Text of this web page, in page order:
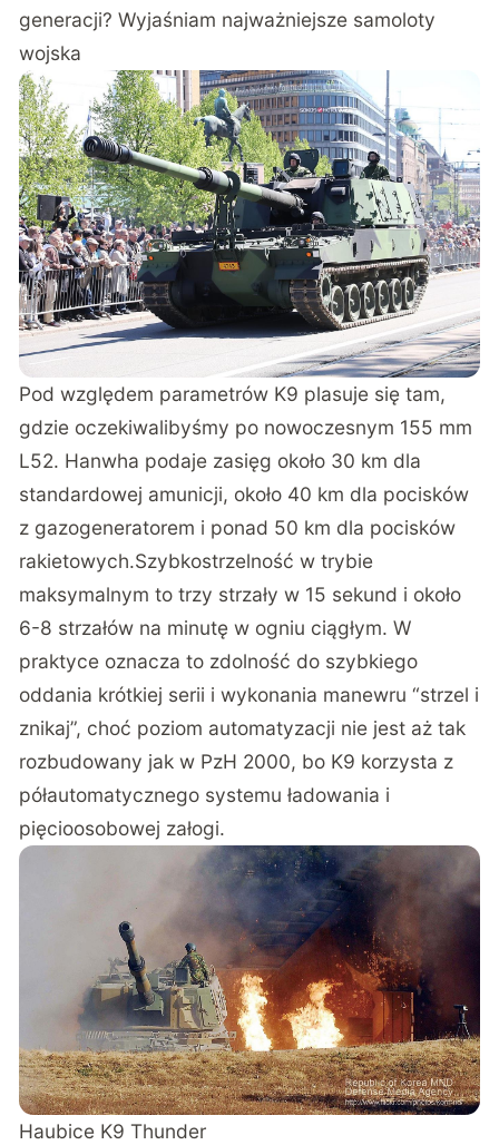
generacji? Wyjaśniam najważniejsze samoloty
wojska
Pod względem parametrów K9 plasuje się tam,
gdzie oczekiwalibyśmy po nowoczesnym 155 mm
L52. Hanwha podaje zasięg około 30 km dla
standardowej amunicji, około 40 km dla pocisków
z gazogeneratorem i ponad 50 km dla pocisków
rakietowych.Szybkostrzelność w trybie
maksymalnym to trzy strzały w 15 sekund i około
6-8 strzałów na minutę w ogniu ciągłym. W
praktyce oznacza to zdolność do szybkiego
oddania krótkiej serii i wykonania manewru “strzel i
znikaj”, choć poziom automatyzacji nie jest aż tak
rozbudowany jak w PzH 2000, bo K9 korzysta z
półautomatycznego systemu ładowania i
pięcioosobowej załogi.
Haubice K9 Thunder